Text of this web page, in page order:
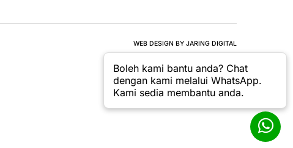
WEB DESIGN BY JARING DIGITAL
Boleh kami bantu anda? Chat
dengan kami melalui WhatsApp.
Kami sedia membantu anda.